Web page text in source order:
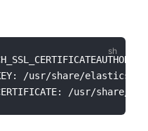
/usr/share/
/usr/